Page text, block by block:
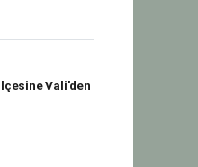
Vali'den